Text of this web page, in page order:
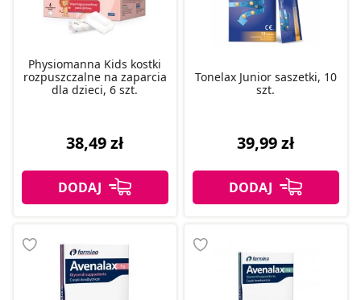
Physiomanna Kids kostki
rozpuszczalne na zaparcia
dla dzieci, 6 szt.
38,49 zł
Tonelax Junior saszetki, 10
szt.
39,99 zł